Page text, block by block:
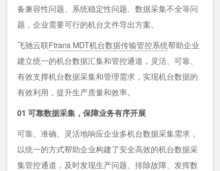
备兼容性问题、系统稳定性问题、数据采集不全等问
题，企业需要可行的机台文件导出方案。
飞驰云联Ftrans MDT机台数据传输管控系统帮助企业
建⽴统⼀的机台数据汇集和管控通道，灵活、可靠、
有效⽀撑机台数据采集和管理需求，实现机台数据的
有效利⽤，提升⽣产质量和效率。
01 可靠数据采集，保障业务有序开展
可靠、准确、灵活地响应企业多机台数据采集需求，
以统⼀的⽅式帮助企业构建了安全⾼效的机台数据采
集管控通道，及时发现⽣产问题、排除故障、发挥数